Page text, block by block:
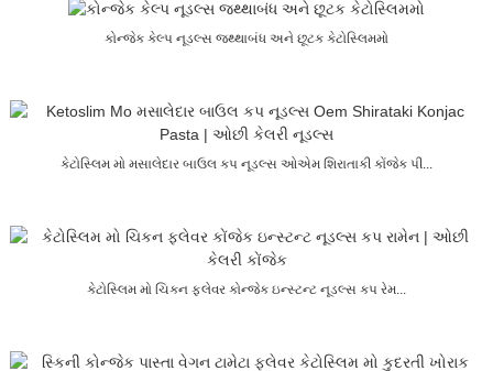
કોન્જેક કેલ્પ નૂડલ્સ જથ્થાબંધ અને છૂટક કેટોસ્લિમમો
કેટોસ્લિમ મો મસાલેદાર બાઉલ કપ નૂડલ્સ ઓએમ શિરાતાકી કોંજેક પી...
કેટોસ્લિમ મો ચિકન ફ્લેવર કોન્જેક ઇન્સ્ટન્ટ નૂડલ્સ કપ રેમ...